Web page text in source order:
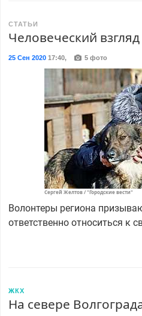
СТАТЬИ
Человеческий
25 Сен 202017:40, 5 фото
Сергей Желтов / "Городские вести"
Волонтеры региона
ответственно относиться к
ЖКХ
На севере